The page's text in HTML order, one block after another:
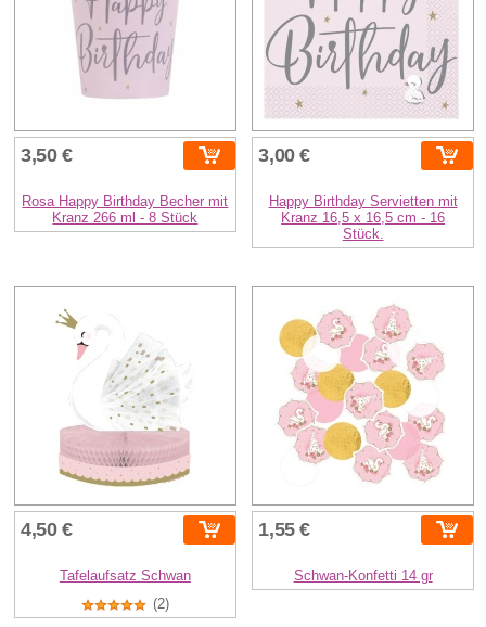
3,50 €
Rosa Happy Birthday Becher mit
Kranz 266 ml - 8 Stück
3,00 €
Happy Birthday Servietten mit
Kranz 16,5 x 16,5 cm - 16
Stück.
4,50 €
Tafelaufsatz Schwan
(2)
1,55 €
Schwan-Konfetti 14 gr